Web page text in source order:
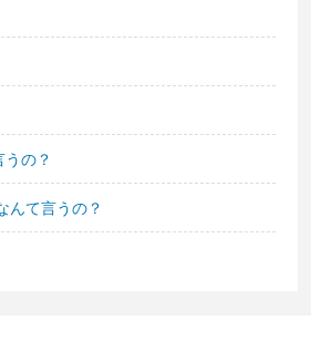
の？
んて言うの？